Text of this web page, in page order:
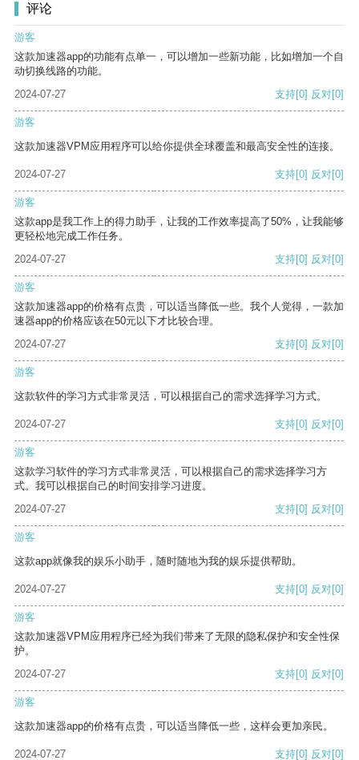
评论
游客
这款加速器app的功能有点单一，可以增加一些新功能，比如增加一个自
动切换线路的功能。
2024-07-27
支持[0] 反对[0]
游客
这款加速器VPM应用程序可以给你提供全球覆盖和最高安全性的连接。
2024-07-27 支持[0] 反对[0]
游客
这款app是我工作上的得力助手，让我的工作效率提高了50%，让我能够
更轻松地完成工作任务。
2024-07-27
支持[0] 反对[0]
游客
这款加速器app的价格有点贵，可以适当降低一些。我个人觉得，一款加
速器app的价格应该在50元以下才比较合理。
2024-07-27
支持[0] 反对[0]
游客
这款软件的学习方式非常灵活，可以根据自己的需求选择学习方式。
2024-07-27 支持[0] 反对[0]
游客
这款学习软件的学习方式非常灵活，可以根据自己的需求选择学习方
式。我可以根据自己的时间安排学习进度。
2024-07-27
支持[0] 反对[0]
游客
这款app就像我的娱乐小助手，随时随地为我的娱乐提供帮助。
2024-07-27 支持[0] 反对[0]
游客
这款加速器VPM应用程序已经为我们带来了无限的隐私保护和安全性保
护。
2024-07-27
支持[0] 反对[0]
游客
这款加速器app的价格有点贵，可以适当降低一些，这样会更加亲民。
2024-07-27 支持[0] 反对[0]